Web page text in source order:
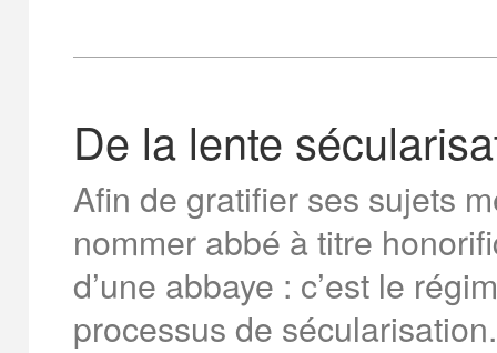
De la lente
Afin de gratifier ses sujets
nommer abbé à titre
d’une abbaye : c’est le
processus de sécularisation.